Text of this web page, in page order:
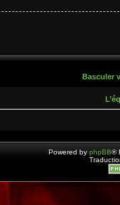
Basculer
Powered by phpBB®